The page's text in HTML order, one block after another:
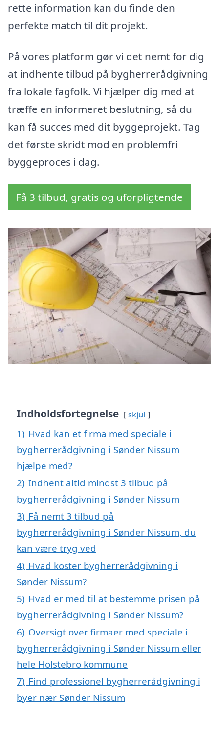
rette information kan du finde den
perfekte match til dit projekt.
På vores platform gør vi det nemt for dig
at indhente tilbud på bygherrerådgivning
fra lokale fagfolk. Vi hjælper dig med at
træffe en informeret beslutning, så du
kan få succes med dit byggeprojekt. Tag
det første skridt mod en problemfri
byggeproces i dag.
Få 3 tilbud, gratis og uforpligtende
Indholdsfortegnelse skjul
1) Hvad kan et firma med speciale i
bygherrerådgivning i Sønder Nissum
hjælpe med?
2) Indhent altid mindst 3 tilbud på
bygherrerådgivning i Sønder Nissum
3) Få nemt 3 tilbud på
bygherrerådgivning i Sønder Nissum, du
kan være tryg ved
4) Hvad koster bygherrerådgivning i
Sønder Nissum?
5) Hvad er med til at bestemme prisen på
bygherrerådgivning i Sønder Nissum?
6) Oversigt over firmaer med speciale i
bygherrerådgivning i Sønder Nissum eller
hele Holstebro kommune
7) Find professionel bygherrerådgivning i
byer nær Sønder Nissum